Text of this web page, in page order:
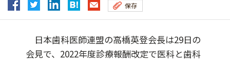
保存
日本歯科医師連盟の高橋英登会長は29日の
会見で、2022年度診療報酬改定で医科と歯科